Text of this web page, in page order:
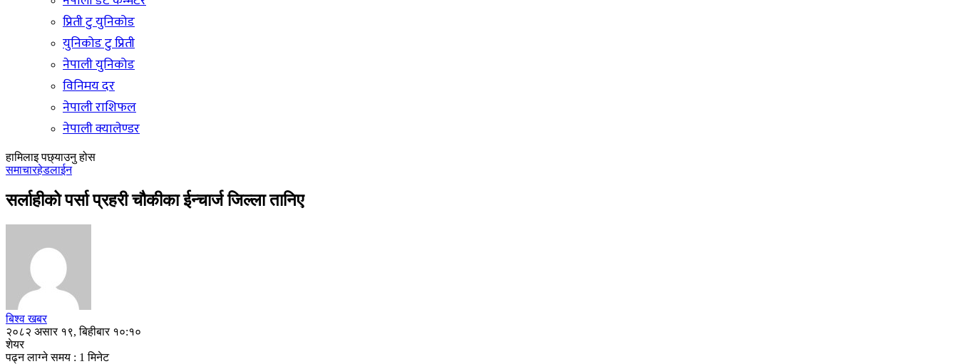
प्रिती टु युनिकोड
युनिकोड टु प्रिती
नेपाली युनिकोड
विनिमय दर
नेपाली राशिफल
नेपाली क्यालेण्डर
हामिलाइ पछ्याउनु होस
समाचारहेडलाईन
सर्लाहीको पर्सा प्रहरी चौकीका ईन्चार्ज जिल्ला तानिए
बिश्व खबर
२०८२ असार १९, बिहीबार १०:१०
शेयर
पढ्न लाग्ने समय : 1 मिनेट